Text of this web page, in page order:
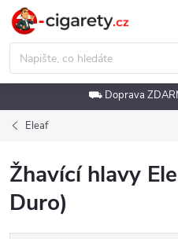
Přejít
obsah
⛟ Doprava
Eleaf
Žhavící hlavy
Duro)